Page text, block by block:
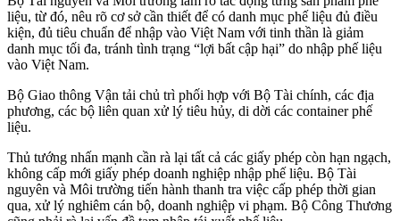
liệu, từ đó, nêu rõ cơ sở cần thiết để có danh mục phế liệu đủ điều
kiện, đủ tiêu chuẩn để nhập vào Việt Nam với tinh thần là giảm
danh mục tối đa, tránh tình trạng “lợi bất cập hại” do nhập phế liệu
vào Việt Nam.
Bộ Giao thông Vận tải chủ trì phối hợp với Bộ Tài chính, các địa
phương, các bộ liên quan xử lý tiêu hủy, di dời các container phế
liệu.
Thủ tướng nhấn mạnh cần rà lại tất cả các giấy phép còn hạn ngạch,
không cấp mới giấy phép doanh nghiệp nhập phế liệu. Bộ Tài
nguyên và Môi trường tiến hành thanh tra việc cấp phép thời gian
qua, xử lý nghiêm cán bộ, doanh nghiệp vi phạm. Bộ Công Thương